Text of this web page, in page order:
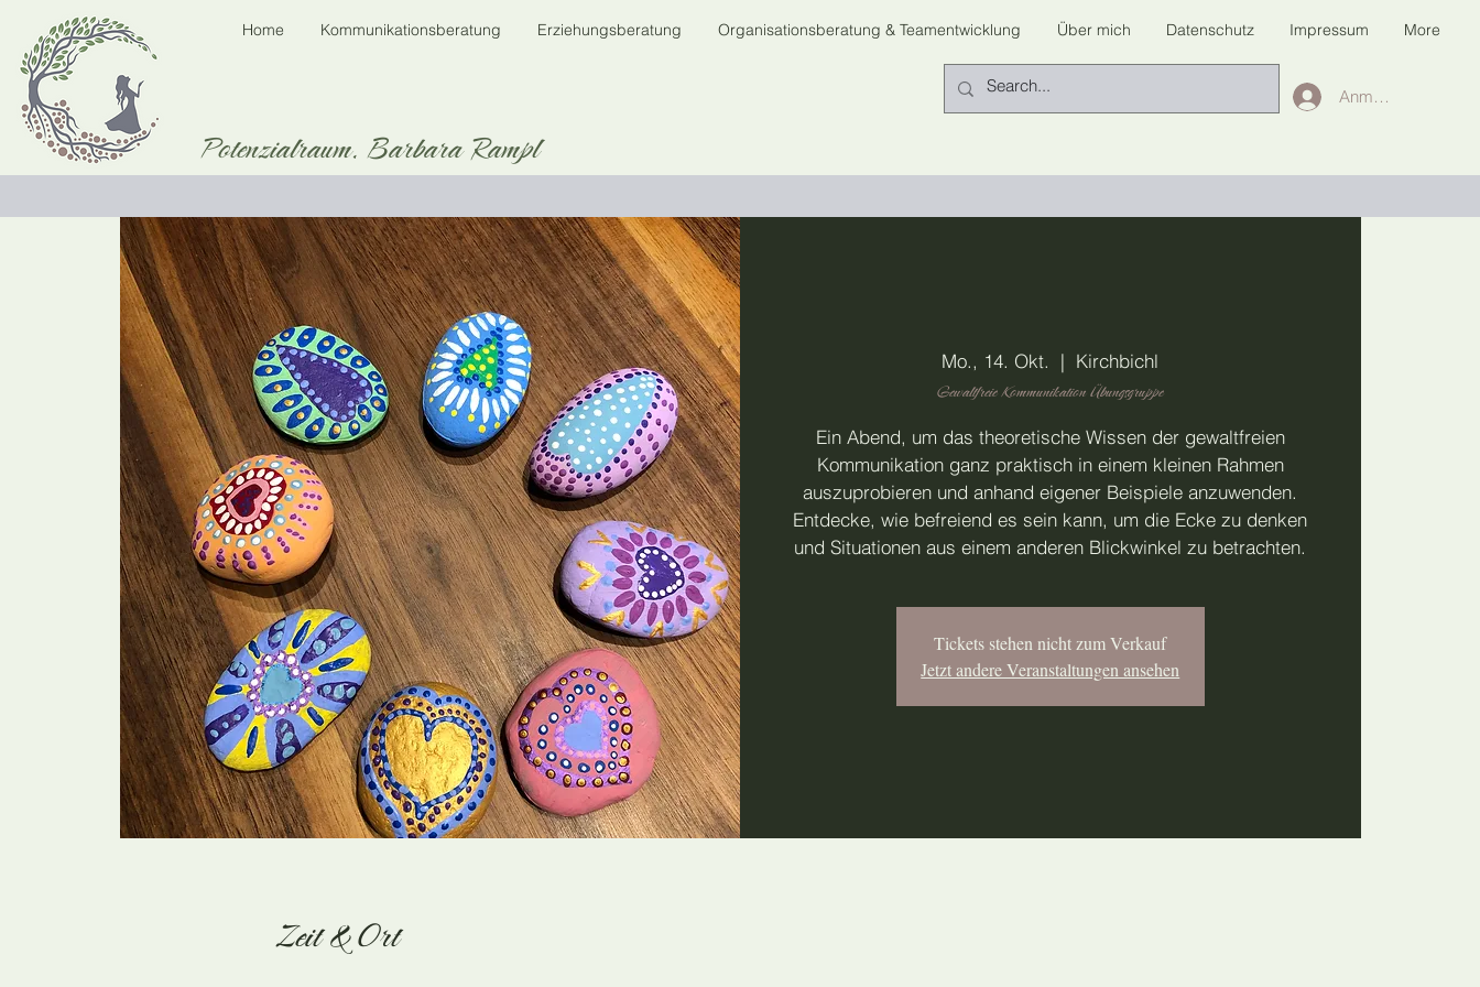
Home Kommunikationsberatung Erziehungsberatung Organisationsberatung & Teamentwicklung Über mich Datenschutz Impressum More
Anmelden
Potenzialraum. Barbara Rampl
Mo., 14. Okt.
  |
Kirchbichl
Gewaltfreie Kommunikation Übungsgruppe
Ein Abend, um das theoretische Wissen der gewaltfreien
Kommunikation ganz praktisch in einem kleinen Rahmen
auszuprobieren und anhand eigener Beispiele anzuwenden.
Entdecke, wie befreiend es sein kann, um die Ecke zu denken
und Situationen aus einem anderen Blickwinkel zu betrachten.
Tickets stehen nicht zum Verkauf
Jetzt andere Veranstaltungen ansehen
Zeit & Ort